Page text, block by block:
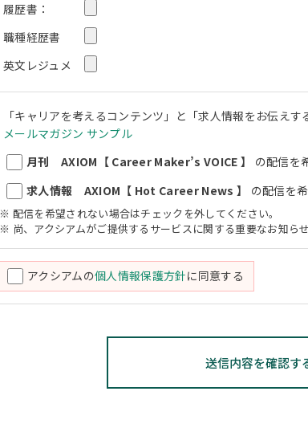
履歴書：
職種経歴書
英文レジュメ
「キャリアを考えるコンテンツ」と「求人情報をお伝え
メールマガジン サンプル
月刊 AXIOM【 Career Maker’s VOICE 】
の配信を
求人情報 AXIOM【 Hot Career News 】
の配信を
※ 配信を希望されない場合はチェックを外してください。
※ 尚、アクシアムがご提供するサービスに関する重要なお知ら
アクシアムの個人情報保護方針に同意する